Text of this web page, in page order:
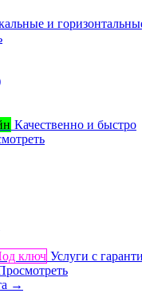
и
Качественно и быстро
ключ Услуги с
→